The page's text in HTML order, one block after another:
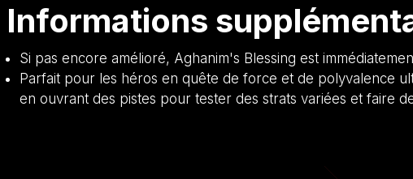
Informations
Si pas encore amélioré, Aghanim's Blessing est
Parfait pour les héros en quête de force et de polyvalence
en ouvrant des pistes pour tester des strats variées et faire